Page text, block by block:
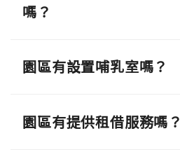
嗎？
園區有設置哺乳室嗎？
園區有提供租借服務嗎？